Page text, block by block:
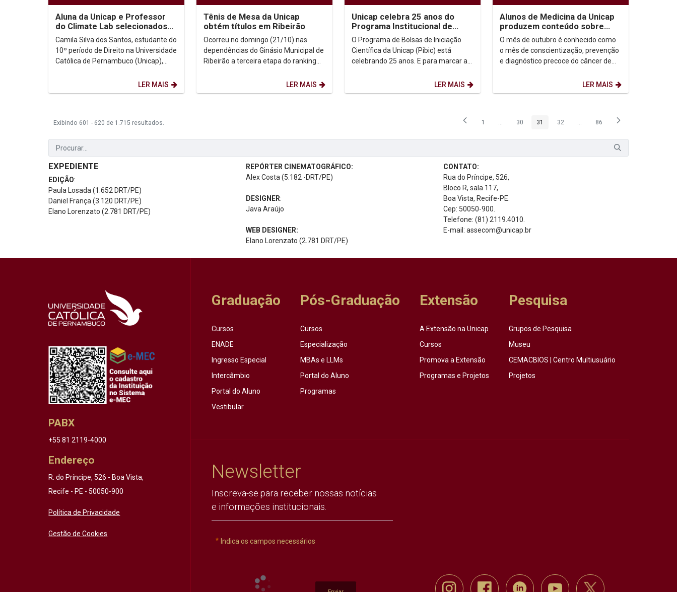
Aluna da Unicap e Professor
do Climate Lab selecionados
pela ONU HABITAT para
discutir...
Camila Silva dos Santos, estudante do
10º período de Direito na Universidade
Católica de Pernambuco (Unicap),
LER MAIS
Tênis de Mesa da Unicap
obtém títulos em Ribeirão
Ocorreu no domingo (21/10) nas
dependências do Ginásio Municipal de
Ribeirão a terceira etapa do ranking
LER MAIS
Unicap celebra 25 anos do
Programa Institucional de
Bolsas de Iniciação Científica
O Programa de Bolsas de Iniciação
Científica da Unicap (Pibic) está
celebrando 25 anos. E para marcar a
LER MAIS
Alunos de Medicina da Unicap
produzem conteúdo sobre
prevenção ao câncer de mama
utilizando a...
O mês de outubro é conhecido como
o mês de conscientização, prevenção
e diagnóstico precoce do câncer de
LER MAIS
Exibindo 601 - 620 de 1.715 resultados. Página
1 ...Páginas intermediárias Usar ABA para navegar.
Página
30 Página
31 Página
32 ...Páginas intermediárias Usar ABA
Página
86
EXPEDIENTE
EDIÇÃO:
Paula Losada (1.652 DRT/PE)
Daniel França (3.120 DRT/PE)
Elano Lorenzato (2.781 DRT/PE)
REPÓRTER CINEMATOGRÁFICO:
Alex Costa (5.182 -DRT/PE)
DESIGNER:
Java Araújo
WEB DESIGNER:
Elano Lorenzato (2.781 DRT/PE)
CONTATO:
Rua do Príncipe, 526,
Bloco R, sala 117,
Boa Vista, Recife-PE.
Cep: 50050-900.
Telefone: (81) 2119.4010.
E-mail: assecom@unicap.br
PABX
+55 81 2119-4000
Endereço
R. do Príncipe, 526 - Boa Vista,
Recife - PE - 50050-900
Política de Privacidade
Gestão de Cookies
Graduação
Cursos
ENADE
Ingresso Especial
Intercâmbio
Portal do Aluno
Vestibular
Pós-Graduação
Cursos
Especialização
MBAs e LLMs
Portal do Aluno
Programas
Extensão
A Extensão na Unicap
Cursos
Promova a Extensão
Programas e Projetos
Pesquisa
Grupos de Pesquisa
Museu
CEMACBIOS | Centro Multiusuário
Projetos
Newsletter
Inscreva-se para receber nossas notícias
e informações institucionais.
Indica os campos necessários